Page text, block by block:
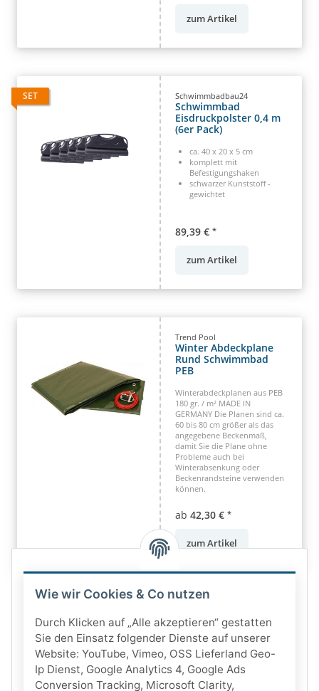
zum Artikel
SET Schwimmbadbau24
Schwimmbad
Eisdruckpolster 0,4 m
(6er Pack)
ca. 40 x 20 x 5 cm
komplett mit
Befestigungshaken
schwarzer Kunststoff -
gewichtet
89,39 € *
zum Artikel
Trend Pool
Winter Abdeckplane
Rund Schwimmbad
PEB
Winterabdeckplanen aus PEB
180 gr. / m² MADE IN
GERMANY Die Planen sind ca.
60 bis 80 cm größer als das
angegebene Beckenmaß,
damit Sie die Plane ohne
Probleme auch bei
Winterabsenkung oder
Beckenrandsteine verwenden
können.
ab 42,30 € *
zum Artikel
Wie wir Cookies & Co nutzen
Durch Klicken auf „Alle akzeptieren“ gestatten
Sie den Einsatz folgender Dienste auf unserer
Website: YouTube, Vimeo, OSS Lieferland Geo-
Ip Dienst, Google Analytics 4, Google Ads
Conversion Tracking, Microsoft Clarity,